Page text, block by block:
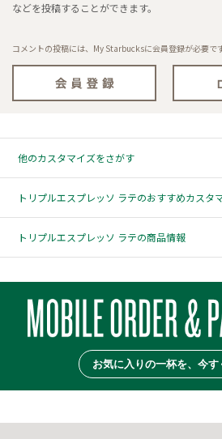
などを投稿することができます。
コメントの投稿には、My Starbucksに会員登録が必要です
他のカスタマイズをさがす
トリプルエスプレッソ ラテのおすすめカスタ
トリプルエスプレッソ ラテの商品情報
お気に入りの一杯を、今す